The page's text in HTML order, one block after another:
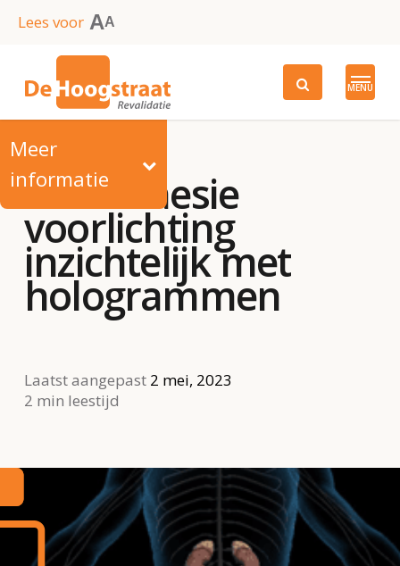
SkipLees voor AA
MENU
Meer
informatie
Dwarslaesie
voorlichting
inzichtelijk met
hologrammen
Laatst aangepast 2 mei, 2023
2 min leestijd